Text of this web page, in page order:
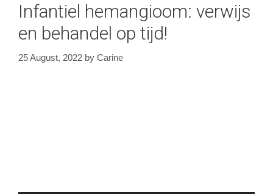
Infantiel hemangioom: verwijs
en behandel op tijd!
25 August, 2022 by Carine